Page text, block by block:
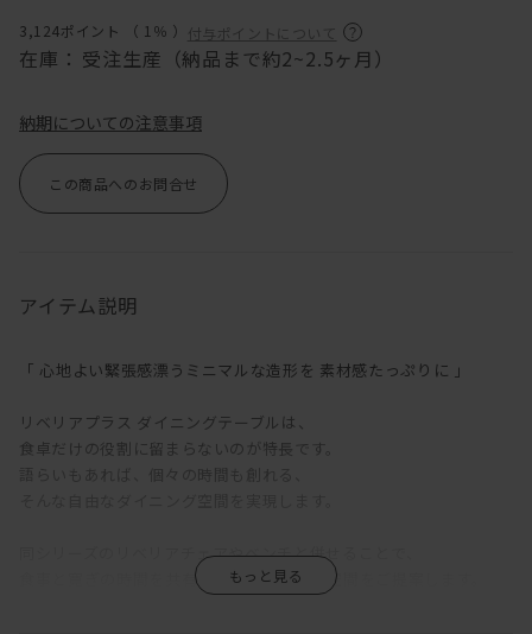
3,124ポイント （ 1％ ） 付与ポイントについて
在庫： 受注生産（納品まで約2~2.5ヶ月）
納期についての注意事項
この商品へのお問合せ
アイテム説明
「 心地よい緊張感漂うミニマルな造形を 素材感たっぷりに 」
リベリアプラス ダイニングテーブルは、
食卓だけの役割に留まらないのが特長です。
同シリーズのリベリアチェアやベンチと併せることで、
食事と寛ぎの時間を共有できる、心地よい空間をご提案します。